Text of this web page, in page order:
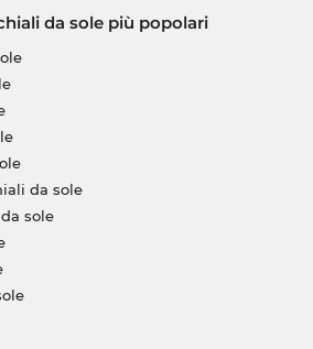
da sole più popolari
da sole
sole